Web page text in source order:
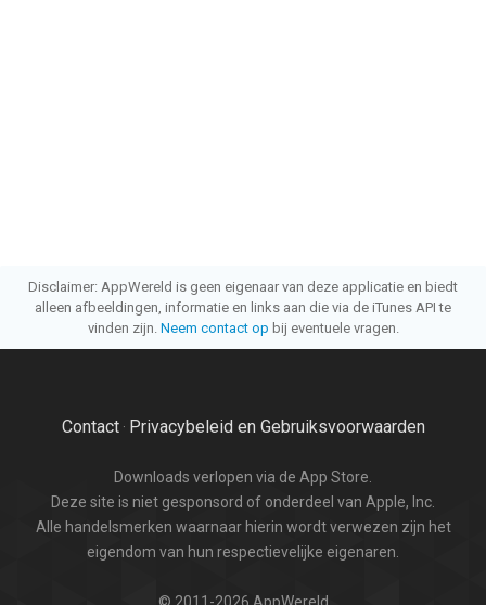
Disclaimer: AppWereld is geen eigenaar van deze applicatie en biedt
alleen afbeeldingen, informatie en links aan die via de iTunes API te
vinden zijn. Neem contact op bij eventuele vragen.
Contact· Privacybeleid en Gebruiksvoorwaarden
Downloads verlopen via de App Store.
Deze site is niet gesponsord of onderdeel van Apple, Inc.
Alle handelsmerken waarnaar hierin wordt verwezen zijn het
eigendom van hun respectievelijke eigenaren.